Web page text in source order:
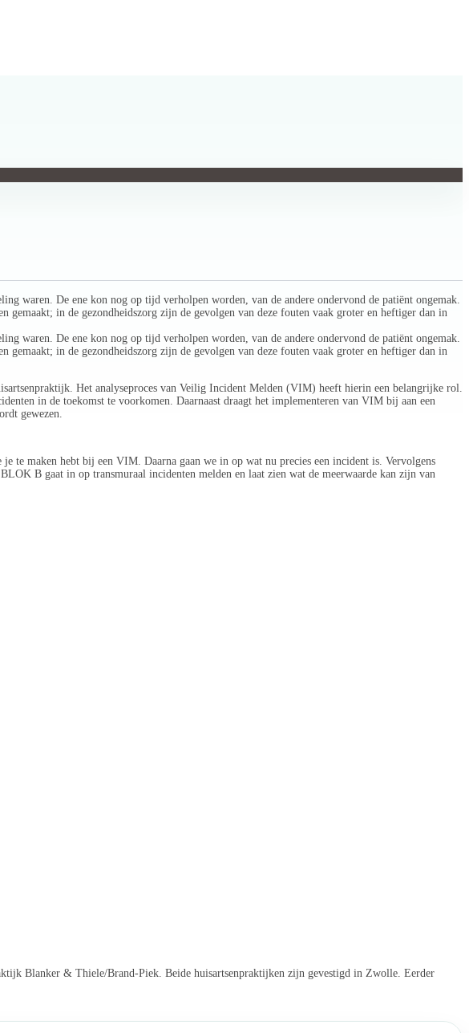
waren. De ene kon nog op tijd verholpen worden, van de andere ondervond de patiënt ongemak.
gemaakt; in de gezondheidszorg zijn de gevolgen van deze fouten vaak groter en heftiger dan in
waren. De ene kon nog op tijd verholpen worden, van de andere ondervond de patiënt ongemak.
gemaakt; in de gezondheidszorg zijn de gevolgen van deze fouten vaak groter en heftiger dan in
Het analyseproces van Veilig Incident Melden (VIM) heeft hierin een belangrijke rol.
in de toekomst te voorkomen. Daarnaast draagt het implementeren van VIM bij aan een
gewezen.
te maken hebt bij een VIM. Daarna gaan we in op wat nu precies een incident is. Vervolgens
B gaat in op transmuraal incidenten melden en laat zien wat de meerwaarde kan zijn van
Blanker & Thiele/Brand-Piek. Beide huisartsenpraktijken zijn gevestigd in Zwolle. Eerder